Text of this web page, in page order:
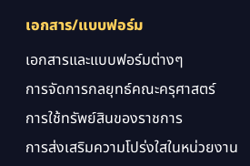
เอกสาร/แบบฟอร์ม
เอกสารและแบบฟอร์มต่างๆ
การจัดการกลยุทธ์คณะครุศาสตร์
การใช้ทรัพย์สินของราชการ
การส่งเสริมความโปร่งใสในหน่วยงาน